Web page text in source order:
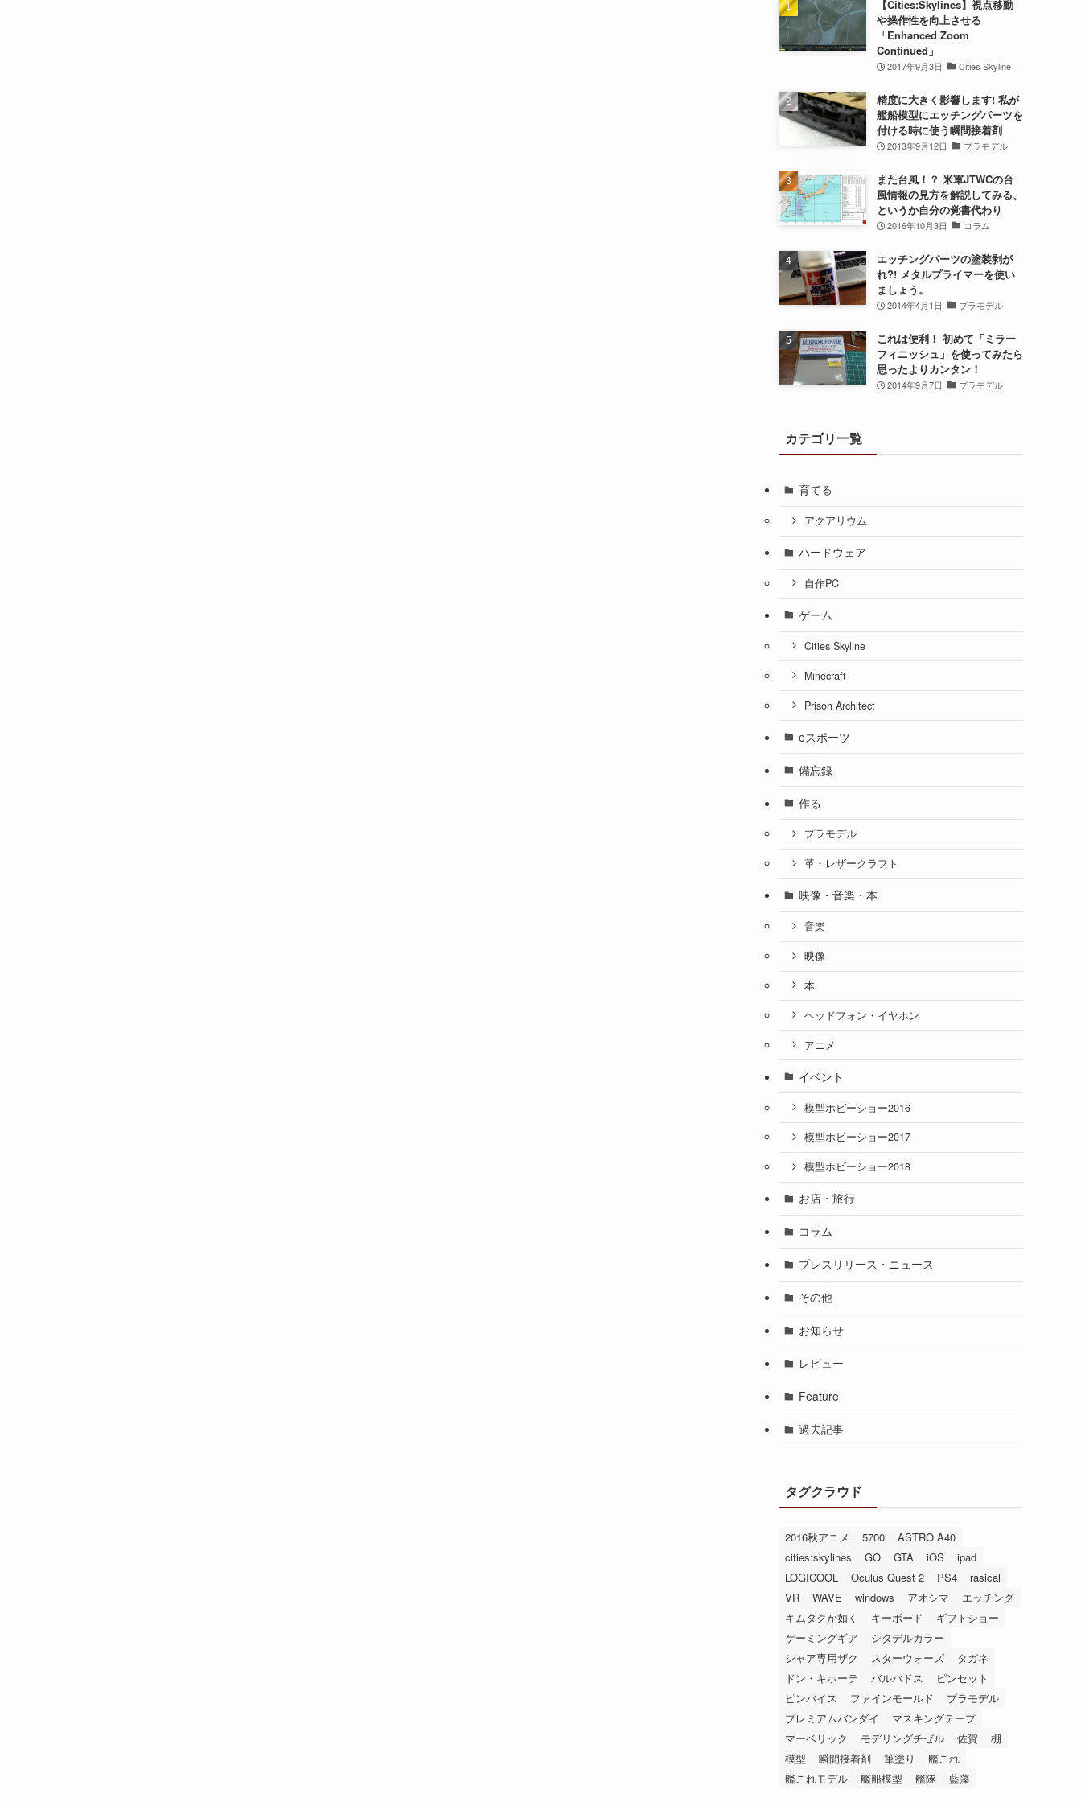
【Cities:Skylines】視点移動
や操作性を向上させる
「Enhanced Zoom
Continued」
2017年9月3日 Cities Skyline
精度に大きく影響します! 私が
艦船模型にエッチングパーツを
付ける時に使う瞬間接着剤
2013年9月12日 プラモデル
また台風！？ 米軍JTWCの台
風情報の見方を解説してみる、
というか自分の覚書代わり
2016年10月3日 コラム
エッチングパーツの塗装剥が
れ?! メタルプライマーを使い
ましょう。
2014年4月1日 プラモデル
これは便利！ 初めて「ミラー
フィニッシュ」を使ってみたら
思ったよりカンタン！
2014年9月7日 プラモデル
カテゴリ一覧
育てる
アクアリウム
ハードウェア
自作PC
ゲーム
Cities Skyline
Minecraft
Prison Architect
eスポーツ
備忘録
作る
プラモデル
革・レザークラフト
映像・音楽・本
音楽
映像
本
ヘッドフォン・イヤホン
アニメ
イベント
模型ホビーショー2016
模型ホビーショー2017
模型ホビーショー2018
お店・旅行
コラム
プレスリリース・ニュース
その他
お知らせ
レビュー
Feature
過去記事
タグクラウド
2016秋アニメ 5700
ASTRO A40
cities:skylines
GO GTA iOS
ipad
LOGICOOL
Oculus Quest 2 PS4
rasical
VR
WAVE windows アオシマ
エッチング
キムタクが如く
キーボード
ギフトショー
ゲーミングギア
シタデルカラー
シャア専用ザク
スターウォーズ
タガネ
ドン・キホーテ
バルバドス
ピンセット
ピンバイス
ファインモールド
プラモデル
プレミアムバンダイ
マスキングテープ
マーベリック
モデリングチゼル 佐賀
棚
模型
瞬間接着剤 筆塗り
艦これ
艦これモデル
艦船模型 艦隊 藍藻